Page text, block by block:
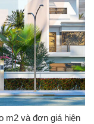
m2 và đơn giá hiện